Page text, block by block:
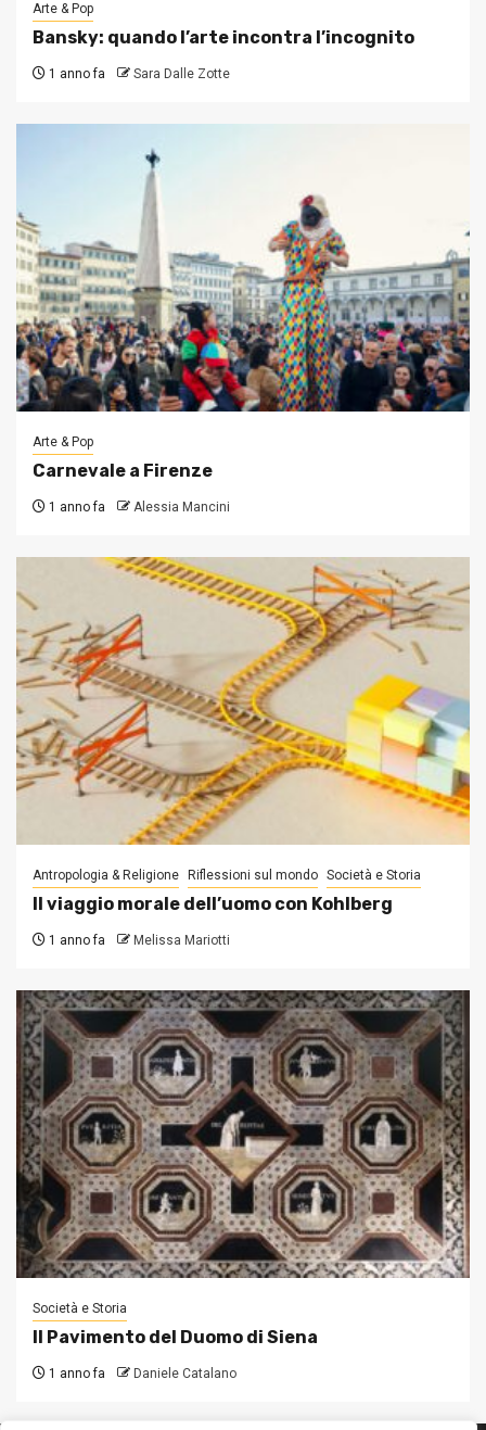
Arte & Pop
Bansky: quando l’arte incontra l’incognito
1 anno fa Sara Dalle Zotte
Arte & Pop
Carnevale a Firenze
1 anno fa Alessia Mancini
Antropologia & Religione Riflessioni sul mondo Società e Storia
Il viaggio morale dell’uomo con Kohlberg
1 anno fa Melissa Mariotti
Società e Storia
Il Pavimento del Duomo di Siena
1 anno fa Daniele Catalano